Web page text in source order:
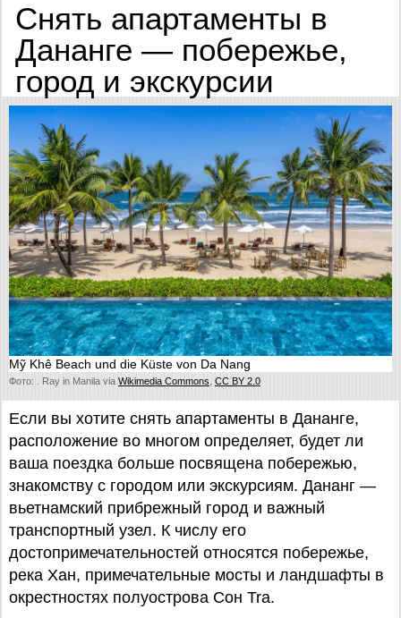
Снять апартаменты в
Дананге — побережье,
город и экскурсии
Mỹ Khê Beach und die Küste von Da Nang
Фото: . Ray in Manila via Wikimedia Commons CC BY 2.0
Если вы хотите снять апартаменты в Дананге,
расположение во многом определяет, будет ли
ваша поездка больше посвящена побережью,
знакомству с городом или экскурсиям. Дананг —
вьетнамский прибрежный город и важный
транспортный узел. К числу его
достопримечательностей относятся побережье,
река Хан, примечательные мосты и ландшафты в
окрестностях полуострова Сон Tra.